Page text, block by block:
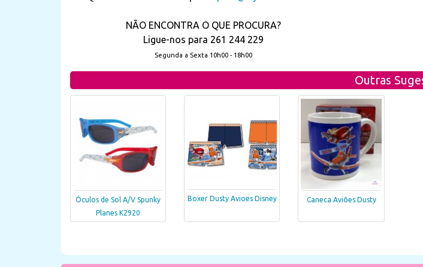
NÃO ENCONTRA O QUE PROCURA?
Ligue-nos para 261 244 229
Segunda a Sexta 10h00 - 18h00
Outras
Óculos de Sol A/V Spunky
Planes K2920
Boxer Dusty Avioes Disney Caneca Aviões Dusty